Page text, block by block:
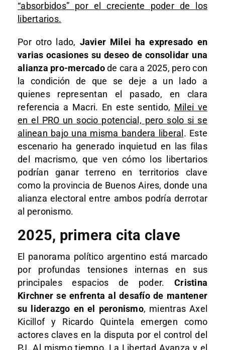
“absorbidos” por el creciente poder de los
libertarios.
Por otro lado, Javier Milei ha expresado en
varias ocasiones su deseo de consolidar una
alianza pro-mercadode cara a 2025, pero con
la condición de que se deje a un lado a
quienes representan el pasado, en clara
referencia a Macri. En este sentido, Milei ve
en el PRO un socio potencial, pero solo si se
alinean bajo una misma bandera liberal . Este
escenario ha generado inquietud en las filas
del macrismo, que ven cómo los libertarios
podrían ganar terreno en territorios clave
como la provincia de Buenos Aires, donde una
alianza electoral entre ambos podría derrotar
al peronismo.
2025, primera cita clave
El panorama político argentino está marcado
por profundas tensiones internas en sus
principales espacios de poder. Cristina
Kirchner se enfrenta al desafío de mantener
su liderazgo en el peronismo, mientras Axel
Kicillof y Ricardo Quintela emergen como
actores claves en la disputa por el control del
PJ. Al mismo tiempo, La Libertad Avanza y el